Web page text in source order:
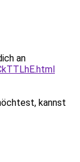
an
kannst